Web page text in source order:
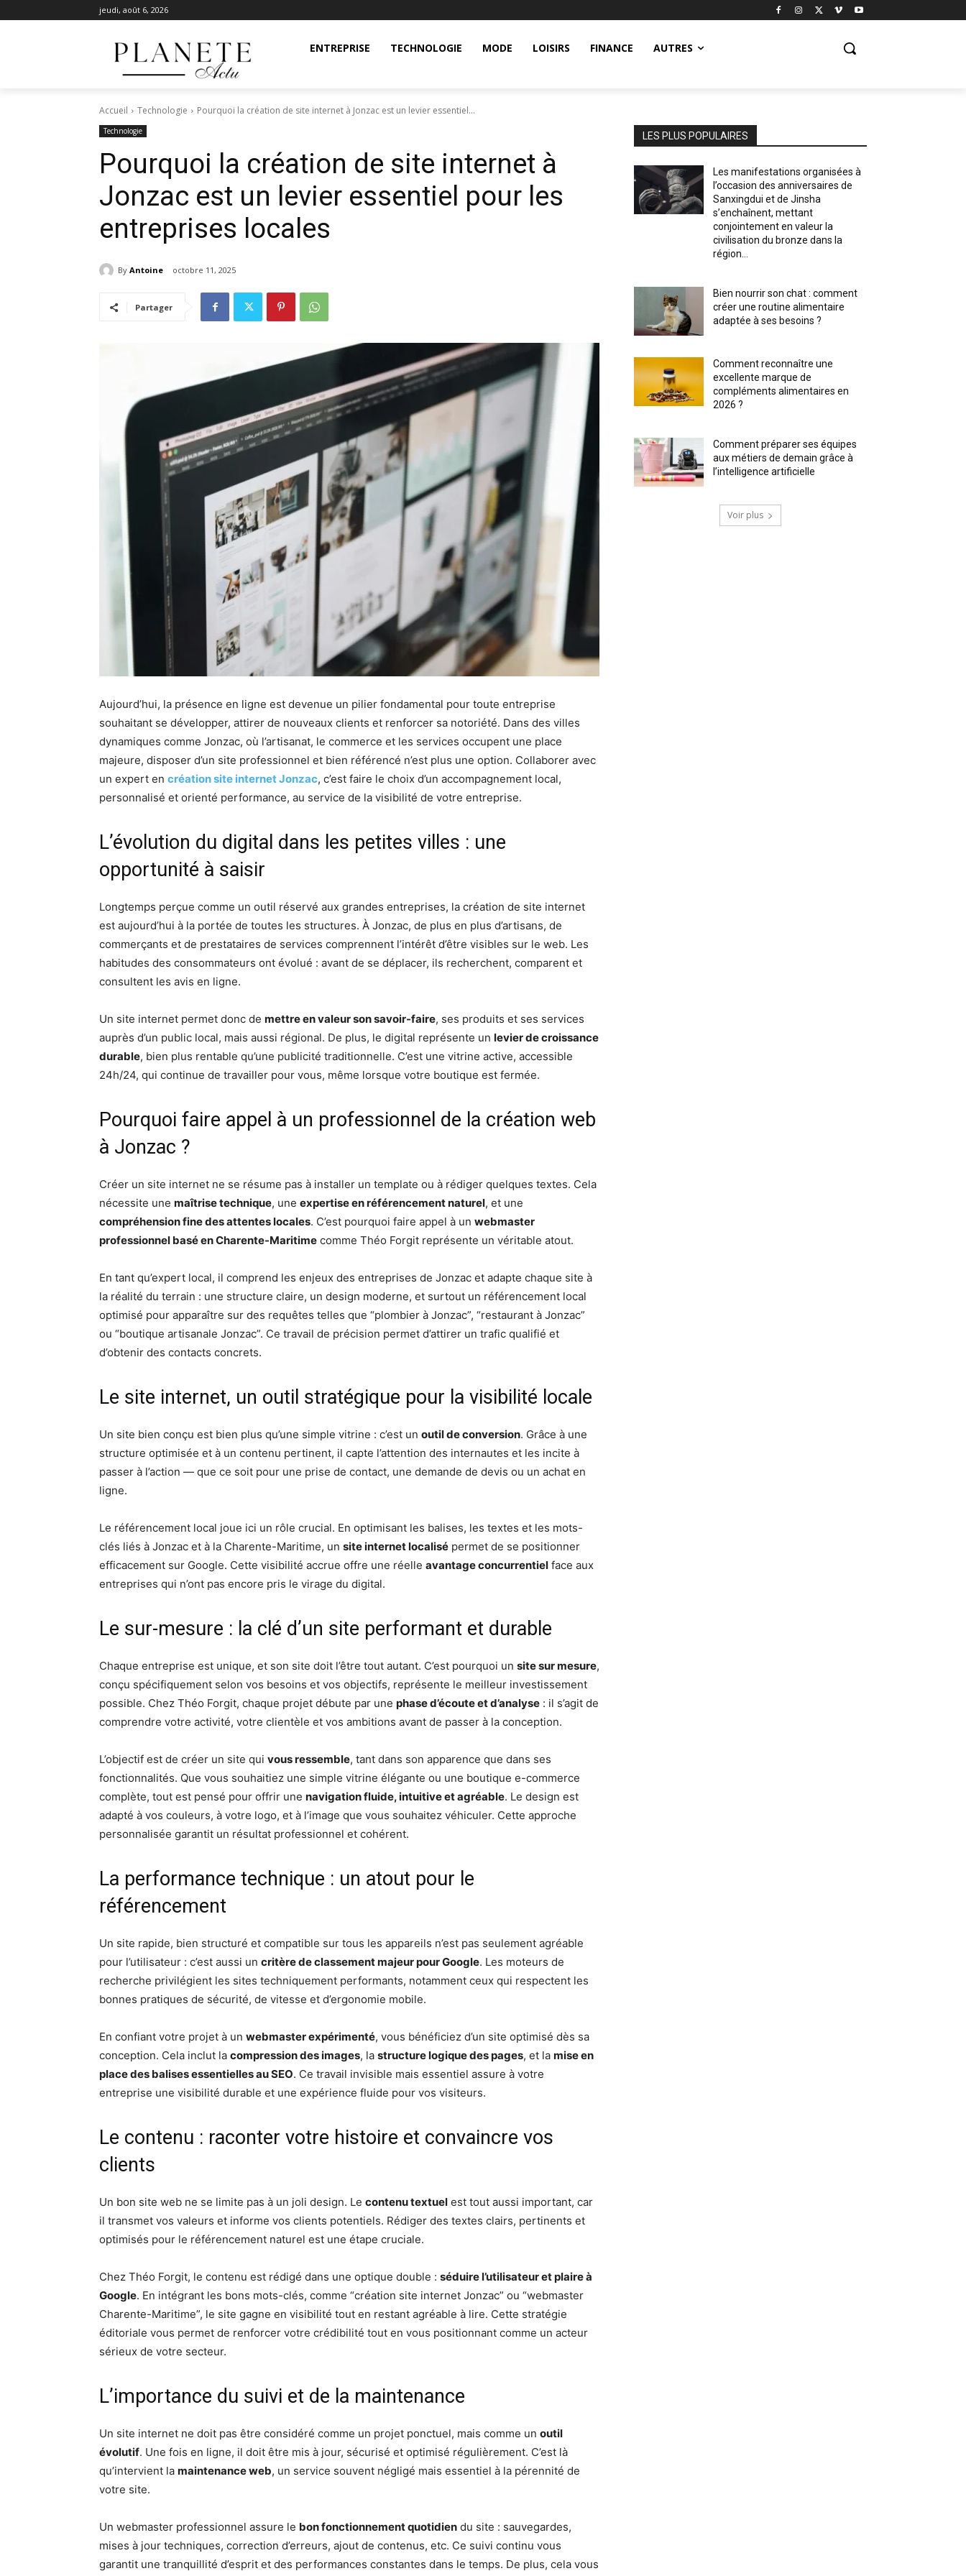
jeudi, août 6, 2026
ENTREPRISE TECHNOLOGIE MODE LOISIRS FINANCE AUTRES
Accueil Technologie Pourquoi la création de site internet à Jonzac est un levier essentiel...
Technologie
Pourquoi la création de site internet à
Jonzac est un levier essentiel pour les
entreprises locales
By Antoine octobre 11, 2025
Partager
Aujourd’hui, la présence en ligne est devenue un pilier fondamental pour toute entreprise
souhaitant se développer, attirer de nouveaux clients et renforcer sa notoriété. Dans des villes
dynamiques comme Jonzac, où l’artisanat, le commerce et les services occupent une place
majeure, disposer d’un site professionnel et bien référencé n’est plus une option. Collaborer avec
un expert en création site internet Jonzac, c’est faire le choix d’un accompagnement local,
personnalisé et orienté performance, au service de la visibilité de votre entreprise.
L’évolution du digital dans les petites villes : une
opportunité à saisir
Longtemps perçue comme un outil réservé aux grandes entreprises, la création de site internet
est aujourd’hui à la portée de toutes les structures. À Jonzac, de plus en plus d’artisans, de
commerçants et de prestataires de services comprennent l’intérêt d’être visibles sur le web. Les
habitudes des consommateurs ont évolué : avant de se déplacer, ils recherchent, comparent et
consultent les avis en ligne.
Un site internet permet donc de mettre en valeur son savoir-faire, ses produits et ses services
auprès d’un public local, mais aussi régional. De plus, le digital représente un levier de croissance
durable, bien plus rentable qu’une publicité traditionnelle. C’est une vitrine active, accessible
24h/24, qui continue de travailler pour vous, même lorsque votre boutique est fermée.
Pourquoi faire appel à un professionnel de la création web
à Jonzac ?
Créer un site internet ne se résume pas à installer un template ou à rédiger quelques textes. Cela
nécessite une maîtrise technique, une expertise en référencement naturel, et une
compréhension fine des attentes locales. C’est pourquoi faire appel à un webmaster
professionnel basé en Charente-Maritime comme Théo Forgit représente un véritable atout.
En tant qu’expert local, il comprend les enjeux des entreprises de Jonzac et adapte chaque site à
la réalité du terrain : une structure claire, un design moderne, et surtout un référencement local
optimisé pour apparaître sur des requêtes telles que “plombier à Jonzac”, “restaurant à Jonzac”
ou “boutique artisanale Jonzac”. Ce travail de précision permet d’attirer un trafic qualifié et
d’obtenir des contacts concrets.
Le site internet, un outil stratégique pour la visibilité locale
Un site bien conçu est bien plus qu’une simple vitrine : c’est un outil de conversion. Grâce à une
structure optimisée et à un contenu pertinent, il capte l’attention des internautes et les incite à
passer à l’action — que ce soit pour une prise de contact, une demande de devis ou un achat en
ligne.
Le référencement local joue ici un rôle crucial. En optimisant les balises, les textes et les mots-
clés liés à Jonzac et à la Charente-Maritime, un site internet localisé permet de se positionner
efficacement sur Google. Cette visibilité accrue offre une réelle avantage concurrentiel face aux
entreprises qui n’ont pas encore pris le virage du digital.
Le sur-mesure : la clé d’un site performant et durable
Chaque entreprise est unique, et son site doit l’être tout autant. C’est pourquoi un site sur mesure,
conçu spécifiquement selon vos besoins et vos objectifs, représente le meilleur investissement
possible. Chez Théo Forgit, chaque projet débute par une phase d’écoute et d’analyse : il s’agit de
comprendre votre activité, votre clientèle et vos ambitions avant de passer à la conception.
L’objectif est de créer un site qui vous ressemble, tant dans son apparence que dans ses
fonctionnalités. Que vous souhaitiez une simple vitrine élégante ou une boutique e-commerce
complète, tout est pensé pour offrir une navigation fluide, intuitive et agréable. Le design est
adapté à vos couleurs, à votre logo, et à l’image que vous souhaitez véhiculer. Cette approche
personnalisée garantit un résultat professionnel et cohérent.
La performance technique : un atout pour le
référencement
Un site rapide, bien structuré et compatible sur tous les appareils n’est pas seulement agréable
pour l’utilisateur : c’est aussi un critère de classement majeur pour Google. Les moteurs de
recherche privilégient les sites techniquement performants, notamment ceux qui respectent les
bonnes pratiques de sécurité, de vitesse et d’ergonomie mobile.
En confiant votre projet à un webmaster expérimenté, vous bénéficiez d’un site optimisé dès sa
conception. Cela inclut la compression des images, la structure logique des pages, et la mise en
place des balises essentielles au SEO. Ce travail invisible mais essentiel assure à votre
entreprise une visibilité durable et une expérience fluide pour vos visiteurs.
Le contenu : raconter votre histoire et convaincre vos
clients
Un bon site web ne se limite pas à un joli design. Le contenu textuel est tout aussi important, car
il transmet vos valeurs et informe vos clients potentiels. Rédiger des textes clairs, pertinents et
optimisés pour le référencement naturel est une étape cruciale.
Chez Théo Forgit, le contenu est rédigé dans une optique double : séduire l’utilisateur et plaire à
Google. En intégrant les bons mots-clés, comme “création site internet Jonzac” ou “webmaster
Charente-Maritime”, le site gagne en visibilité tout en restant agréable à lire. Cette stratégie
éditoriale vous permet de renforcer votre crédibilité tout en vous positionnant comme un acteur
sérieux de votre secteur.
L’importance du suivi et de la maintenance
Un site internet ne doit pas être considéré comme un projet ponctuel, mais comme un outil
évolutif. Une fois en ligne, il doit être mis à jour, sécurisé et optimisé régulièrement. C’est là
qu’intervient la maintenance web, un service souvent négligé mais essentiel à la pérennité de
votre site.
Un webmaster professionnel assure le bon fonctionnement quotidien du site : sauvegardes,
mises à jour techniques, correction d’erreurs, ajout de contenus, etc. Ce suivi continu vous
garantit une tranquillité d’esprit et des performances constantes dans le temps. De plus, cela vous
LES PLUS POPULAIRES
Les manifestations organisées à
l’occasion des anniversaires de
Sanxingdui et de Jinsha
s’enchaînent, mettant
conjointement en valeur la
civilisation du bronze dans la
région...
Bien nourrir son chat : comment
créer une routine alimentaire
adaptée à ses besoins ?
Comment reconnaître une
excellente marque de
compléments alimentaires en
2026 ?
Comment préparer ses équipes
aux métiers de demain grâce à
l’intelligence artificielle
Voir plus